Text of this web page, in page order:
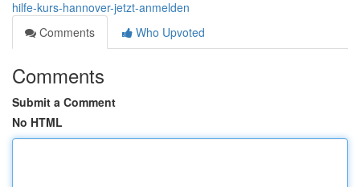
hilfe-kurs-hannover-jetzt-anmelden
Comments
Who Upvoted
Comments
Submit a Comment
No HTML